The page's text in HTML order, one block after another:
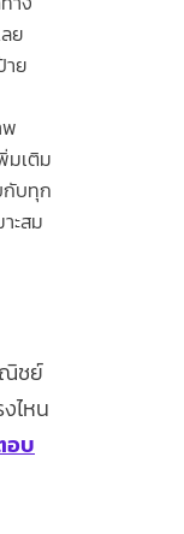
ย
าย
มเติม
กับทุก
ะสม
ณิชย์
ไหน
อบ